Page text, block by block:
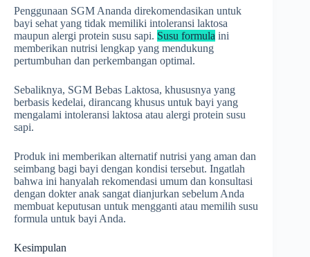
Penggunaan SGM Ananda direkomendasikan untuk
bayi sehat yang tidak memiliki intoleransi laktosa
maupun alergi protein susu sapi. Susu formula ini
memberikan nutrisi lengkap yang mendukung
pertumbuhan dan perkembangan optimal.
Sebaliknya, SGM Bebas Laktosa, khususnya yang
berbasis kedelai, dirancang khusus untuk bayi yang
mengalami intoleransi laktosa atau alergi protein susu
sapi.
Produk ini memberikan alternatif nutrisi yang aman dan
seimbang bagi bayi dengan kondisi tersebut. Ingatlah
bahwa ini hanyalah rekomendasi umum dan konsultasi
dengan dokter anak sangat dianjurkan sebelum Anda
membuat keputusan untuk mengganti atau memilih susu
formula untuk bayi Anda.
Kesimpulan